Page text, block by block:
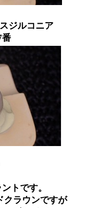
ジルコニア
番
トです。
クラウンですが